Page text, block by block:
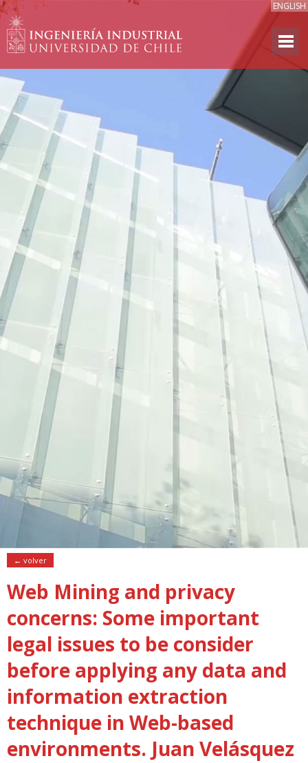
ENGLISH
← volver
Web Mining and privacy
concerns: Some important
legal issues to be consider
before applying any data and
information extraction
technique in Web-based
environments. Juan Velásquez